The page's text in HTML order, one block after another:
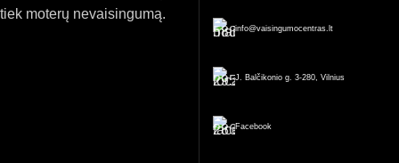
tiek moterų nevaisingumą.
info@vaisingumocentras.lt
J. Balčikonio g. 3-280, Vilnius
Facebook